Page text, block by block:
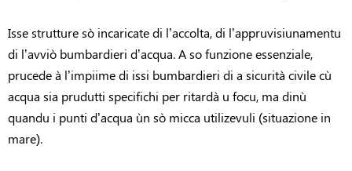
Isse strutture sò incaricate di l’accolta, di l’appruvisiunamentu
di l’avviò bumbardieri d’acqua. A so funzione essenziale,
prucede à l’impiime di issi bumbardieri di a sicurità civile cù
acqua sia prudutti specifichi per ritardà u focu, ma dinù
quandu i punti d’acqua ùn sò micca utilizevuli (situazione in
mare).